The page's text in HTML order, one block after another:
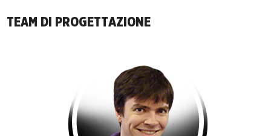
TEAM DI PROGETTAZIONE